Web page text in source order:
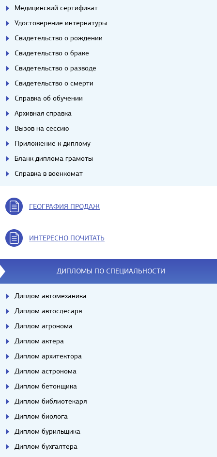
Медицинский сертификат
Удостоверение интернатуры
Свидетельство о рождении
Свидетельство о браке
Свидетельство о разводе
Свидетельство о смерти
Справка об обучении
Архивная справка
Вызов на сессию
Приложение к диплому
Бланк диплома грамоты
Справка в военкомат
ГЕОГРАФИЯ ПРОДАЖ
ИНТЕРЕСНО ПОЧИТАТЬ
ДИПЛОМЫ ПО СПЕЦИАЛЬНОСТИ
Диплом автомеханика
Диплом автослесаря
Диплом агронома
Диплом актера
Диплом архитектора
Диплом астронома
Диплом бетонщика
Диплом библиотекаря
Диплом биолога
Диплом бурильщика
Диплом бухгалтера